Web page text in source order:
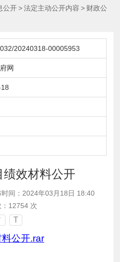
公开 > 法定主动公开内容 > 财政公
20240318-00005953
网
绩效材料公开
时间：2024年03月18日 18:40
12754次
T
公开.rar